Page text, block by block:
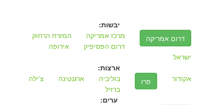
יבשות:
דרום אמריקה
מרכז אמריקה
המזרח הרחוק
דרום הפסיפיק
אירופה
ישראל
ארצות:
אקודור
פרו בוליביה ארגנטינה
צ'ילה
ברזיל
ערים: